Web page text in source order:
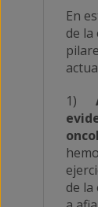
En
de
1)
de la